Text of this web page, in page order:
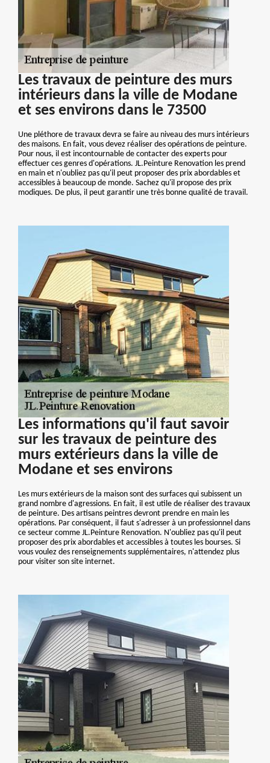
Les travaux de peinture des murs
intérieurs dans la ville de Modane
et ses environs dans le 73500
Une pléthore de travaux devra se faire au niveau des murs intérieurs
des maisons. En fait, vous devez réaliser des opérations de peinture.
Pour nous, il est incontournable de contacter des experts pour
effectuer ces genres d'opérations. JL.Peinture Renovation les prend
en main et n'oubliez pas qu'il peut proposer des prix abordables et
accessibles à beaucoup de monde. Sachez qu'il propose des prix
modiques. De plus, il peut garantir une très bonne qualité de travail.
Les informations qu'il faut savoir
sur les travaux de peinture des
murs extérieurs dans la ville de
Modane et ses environs
Les murs extérieurs de la maison sont des surfaces qui subissent un
grand nombre d'agressions. En fait, il est utile de réaliser des travaux
de peinture. Des artisans peintres devront prendre en main les
opérations. Par conséquent, il faut s'adresser à un professionnel dans
ce secteur comme JL.Peinture Renovation. N'oubliez pas qu'il peut
proposer des prix abordables et accessibles à toutes les bourses. Si
vous voulez des renseignements supplémentaires, n'attendez plus
pour visiter son site internet.